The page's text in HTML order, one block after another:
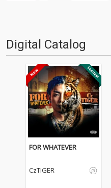
Digital Catalog
FOR WHATEVER
CzTIGER